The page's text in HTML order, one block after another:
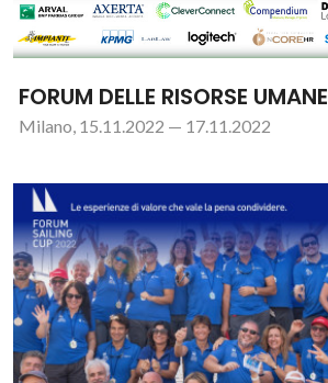
FORUM DELLE RISORSE
Milano, 15.11.2022 — 17.11.2022